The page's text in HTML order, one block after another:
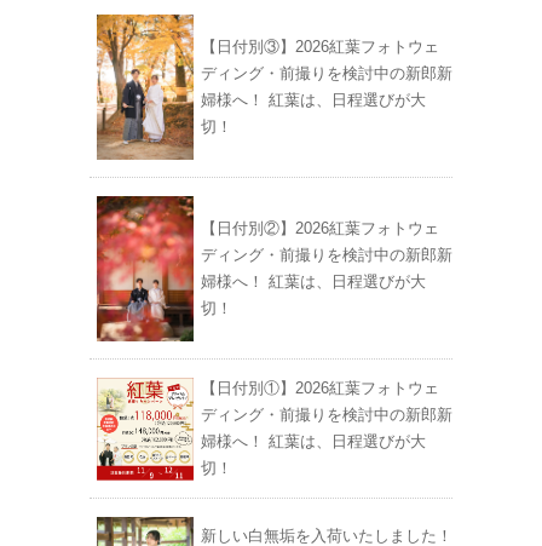
【日付別③】2026紅葉フォトウェ
ディング・前撮りを検討中の新郎新
婦様へ！ 紅葉は、日程選びが大
切！
【日付別②】2026紅葉フォトウェ
ディング・前撮りを検討中の新郎新
婦様へ！ 紅葉は、日程選びが大
切！
【日付別①】2026紅葉フォトウェ
ディング・前撮りを検討中の新郎新
婦様へ！ 紅葉は、日程選びが大
切！
新しい白無垢を入荷いたしました！